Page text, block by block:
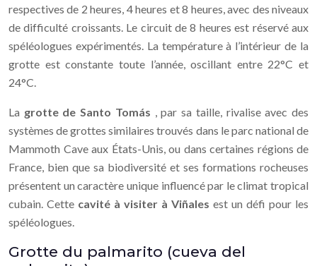
respectives de 2 heures, 4 heures et 8 heures, avec des niveaux
de difficulté croissants. Le circuit de 8 heures est réservé aux
spéléologues expérimentés. La température à l’intérieur de la
grotte est constante toute l’année, oscillant entre 22°C et
24°C.
La grotte de Santo Tomás , par sa taille, rivalise avec des
systèmes de grottes similaires trouvés dans le parc national de
Mammoth Cave aux États-Unis, ou dans certaines régions de
France, bien que sa biodiversité et ses formations rocheuses
présentent un caractère unique influencé par le climat tropical
cubain. Cette cavité à visiter à Viñales est un défi pour les
spéléologues.
Grotte du palmarito (cueva del